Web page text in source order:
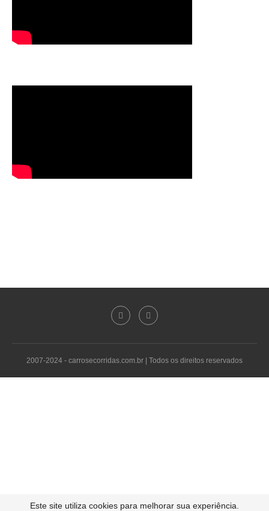
2007-2024 - carrosecorridas.com.br | Todos os direitos reservados
Este site utiliza cookies para melhorar sua experiência.